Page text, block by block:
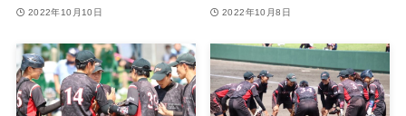
2022年10月10日 2022年10月8日